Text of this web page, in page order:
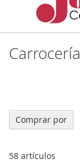
Carrocería
58 artículos
Comprar por